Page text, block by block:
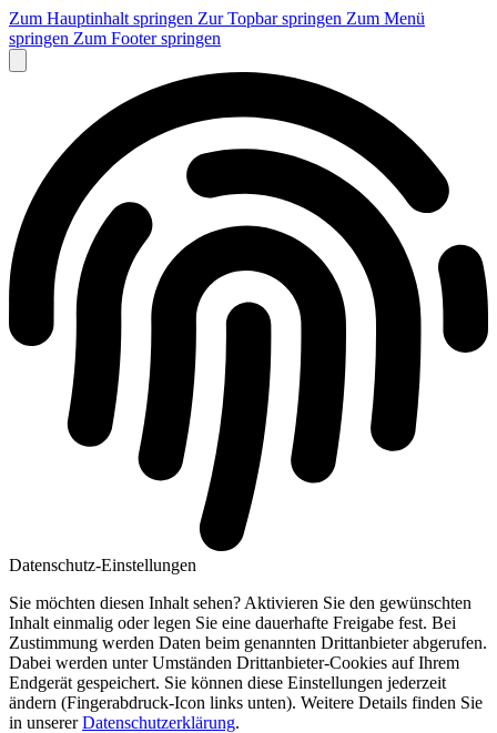
Zum Hauptinhalt springen Zur Topbar springen Zum Menü
springen Zum Footer springen
Datenschutz-Einstellungen
Sie möchten diesen Inhalt sehen? Aktivieren Sie den gewünschten
Inhalt einmalig oder legen Sie eine dauerhafte Freigabe fest. Bei
Zustimmung werden Daten beim genannten Drittanbieter abgerufen.
Dabei werden unter Umständen Drittanbieter-Cookies auf Ihrem
Endgerät gespeichert. Sie können diese Einstellungen jederzeit
ändern (Fingerabdruck-Icon links unten). Weitere Details finden Sie
in unsererDatenschutzerklärung.